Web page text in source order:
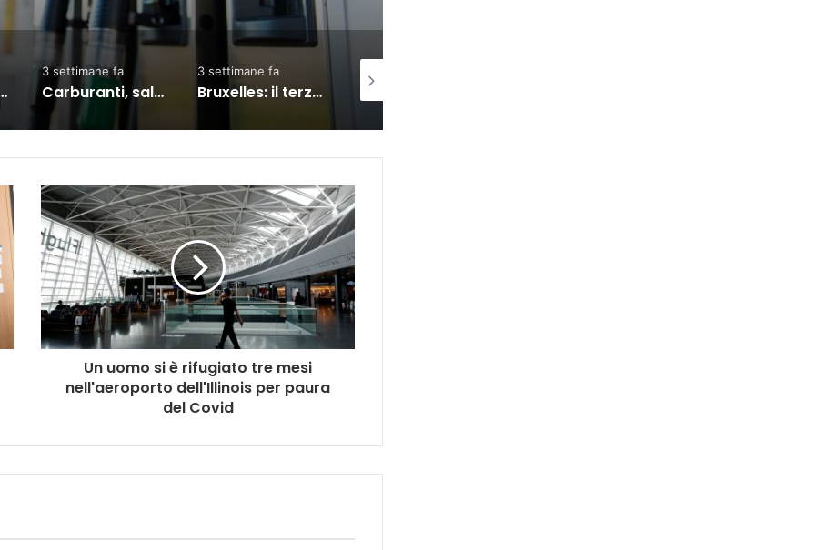
vola oltre i 2 euro al litro
3 settimane fa
Bruxelles: il terzo Consiglio sul commercio Ue-India, partnership rafforzata
4 giorni fa
Meta, TikTok, Snap e YouTube affrontano una nuova causa legale negli Stati Uniti
Un uomo si è rifugiato tre mesi
nell'aeroporto dell'Illinois per paura
del Covid